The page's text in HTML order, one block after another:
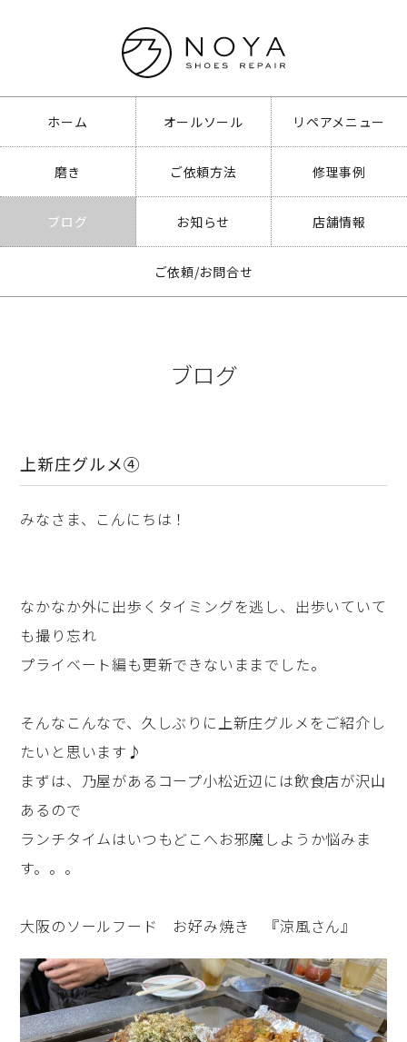
ホーム オールソール リペアメニュー
磨き ご依頼方法 修理事例
ブログ お知らせ 店舗情報
ご依頼/お問合せ
ブログ
上新庄グルメ④
みなさま、こんにちは！
なかなか外に出歩くタイミングを逃し、出歩いていて
も撮り忘れ
プライベート編も更新できないままでした。
そんなこんなで、久しぶりに上新庄グルメをご紹介し
たいと思います♪
まずは、乃屋があるコープ小松近辺には飲食店が沢山
あるので
ランチタイムはいつもどこへお邪魔しようか悩みま
す。。。
大阪のソールフード お好み焼き 『涼風さん』